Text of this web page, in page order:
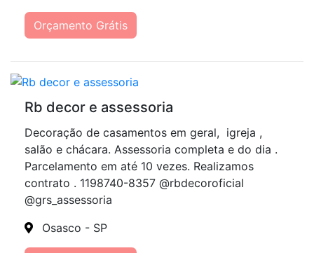
Orçamento Grátis
Rb decor e assessoria
Decoração de casamentos em geral, igreja ,
salão e chácara. Assessoria completa e do dia .
Parcelamento em até 10 vezes. Realizamos
contrato . 1198740-8357 @rbdecoroficial
@grs_assessoria
Osasco - SP